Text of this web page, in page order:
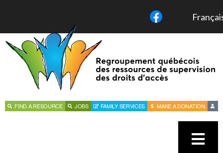
FIND A RESOURCE JOBS FAMILY SERVICES MAKE A DONATION